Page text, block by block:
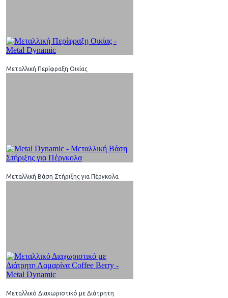
Μεταλλική Περίφραξη Οικίας
Μεταλλική Βάση Στήριξης για Πέργκολα
Μεταλλικό Διαχωριστικό με Διάτρητη